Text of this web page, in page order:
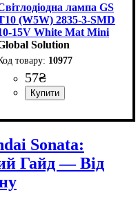
лампа GS
(W5W) 2835-3-SMD
15V White Mat Mini
матове м'яке світло
Solution
10977
57₴
вогні, Освітлення
Sonata:
Гайд — Від